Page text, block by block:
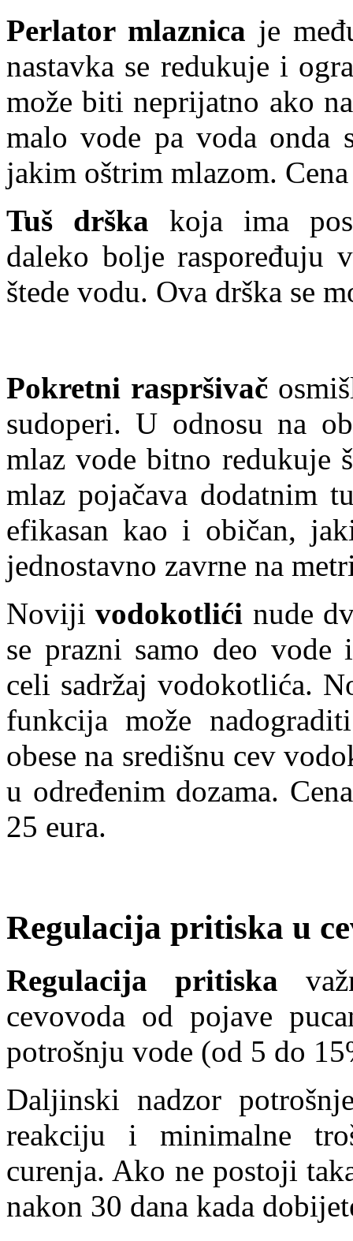
Perlator mlaznica je
nastavka se redukuje i
može biti neprijatno ako
malo vode pa voda onda
jakim oštrim mlazom.
Tuš drška koja ima
daleko bolje raspoređuju
štede vodu. Ova drška se
Pokretni raspršivač
sudoperi. U odnosu na
mlaz vode bitno redukuje
mlaz pojačava dodatnim
efikasan kao i običan,
jednostavno zavrne na
Novijivodokotlići nude
se prazni samo deo vode
celi sadržaj vodokotlića.
funkcija može
obese na središnu cev
u određenim dozama.
25 eura.
Regulacija pritiska u
Regulacija pritiska
cevovoda od pojave
potrošnju vode (od 5 do
Daljinski nadzor
reakciju i minimalne
curenja. Ako ne postoji
nakon 30 dana kada